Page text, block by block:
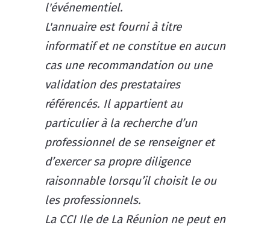
l'événementiel.
L'annuaire est fourni à titre
informatif et ne constitue en aucun
cas une recommandation ou une
validation des prestataires
référencés. Il appartient au
particulier à la recherche d’un
professionnel de se renseigner et
d’exercer sa propre diligence
raisonnable lorsqu’il choisit le ou
les professionnels.
La CCI Ile de La Réunion ne peut en